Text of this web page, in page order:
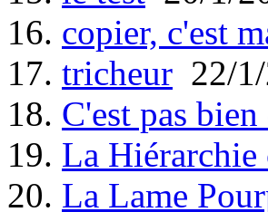
16. copier, c'est
17. tricheur 22/
18. C'est pas
19. La Hiérarchie
20. La Lame